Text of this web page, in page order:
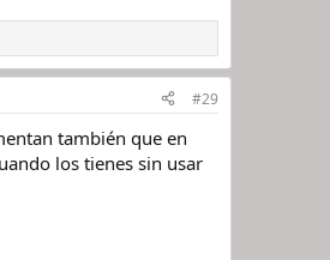
#29
también que en
los tienes sin usar